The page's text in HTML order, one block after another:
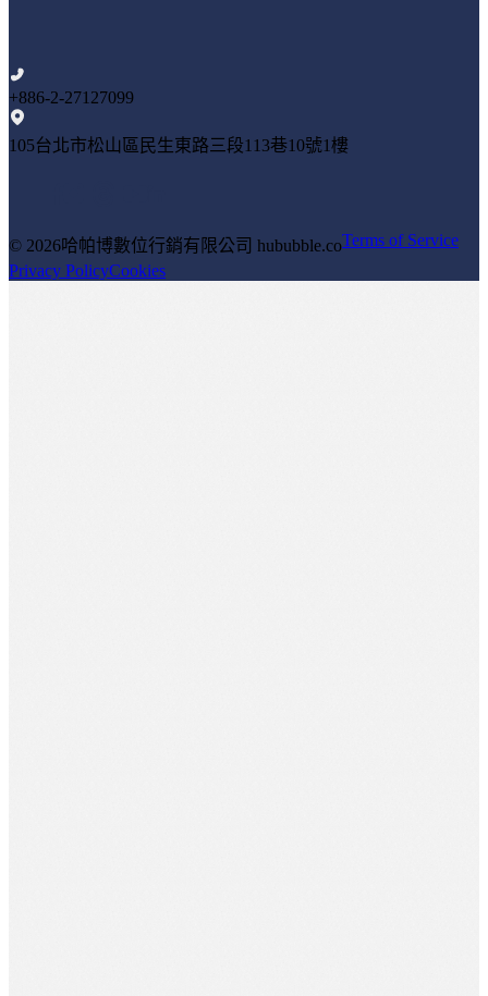
+886-2-27127099
105台北市松山區民生東路三段113巷10號1樓
© 2026哈帕博數位行銷有限公司 hububble.coTerms of Service
Privacy PolicyCookies